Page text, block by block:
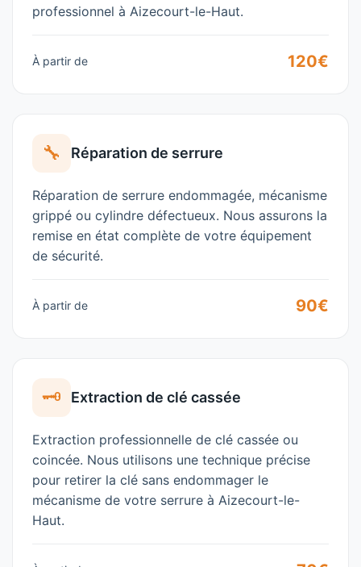
professionnel à Aizecourt-le-Haut.
À partir de 120€
🔧 Réparation de serrure
Réparation de serrure endommagée, mécanisme
grippé ou cylindre défectueux. Nous assurons la
remise en état complète de votre équipement
de sécurité.
À partir de 90€
🗝️ Extraction de clé cassée
Extraction professionnelle de clé cassée ou
coincée. Nous utilisons une technique précise
pour retirer la clé sans endommager le
mécanisme de votre serrure à Aizecourt-le-
Haut.